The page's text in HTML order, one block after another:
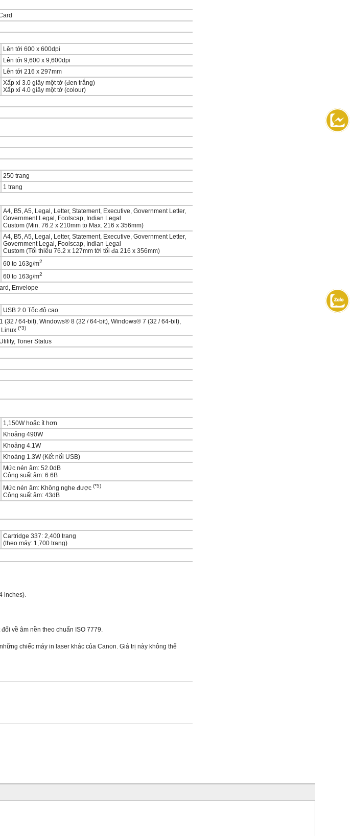
Lên tới 600 x 600dpi
Lên tới 9,600 x 9,600dpi
Lên tới 216 x 297mm
Xấp xỉ 3.0 giây một tờ (đen trắng)
Xấp xỉ 4.0 giây một tờ (colour)
250 trang
1 trang
A4, B5, A5, Legal, Letter, Statement, Executive, Government Letter,
Government Legal, Foolscap, Indian Legal
Custom (Min. 76.2 x 210mm to Max. 216 x 356mm)
A4, B5, A5, Legal, Letter, Statement, Executive, Government Letter,
Government Legal, Foolscap, Indian Legal
Custom (Tối thiểu 76.2 x 127mm tới tối đa 216 x 356mm)
60 to 163g/m2
60 to 163g/m2
Envelope
USB 2.0 Tốc độ cao
/ 64-bit), Windows® 8 (32 / 64-bit), Windows® 7 (32 / 64-bit),
Linux (*3)
Toner Status
1,150W hoặc ít hơn
Khoảng 490W
Khoảng 4.1W
Khoảng 1.3W (Kết nối USB)
Mức nén âm: 52.0dB
Công suất âm: 6.6B
Mức nén âm: Không nghe được (*5)
Công suất âm: 43dB
Cartridge 337: 2,400 trang
(theo máy: 1,700 trang)
inches).
về âm nền theo chuẩn ISO 7779.
chiếc máy in laser khác của Canon. Giá trị này không thể